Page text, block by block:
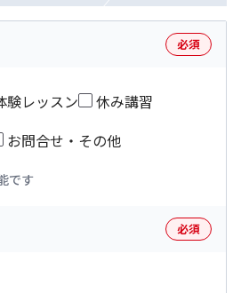
必須
験レッスン
休み講習
お問合せ・その他
です
必須